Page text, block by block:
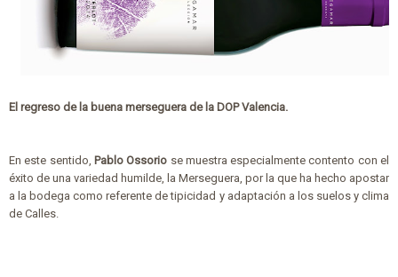
El regreso de la buena merseguera de la DOP Valencia.
En este sentido, Pablo Ossorio se muestra especialmente contento con el
éxito de una variedad humilde, la Merseguera, por la que ha hecho apostar
a la bodega como referente de tipicidad y adaptación a los suelos y clima
de Calles.